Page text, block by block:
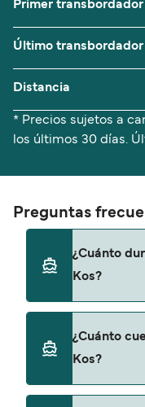
Primer transbordador
Último transbordador
Distancia
* Precios sujetos a
los últimos 30 días.
Preguntas
¿Cuánto
Kos?
de
duración de la
temporada a
¿Cuánto
Kos?